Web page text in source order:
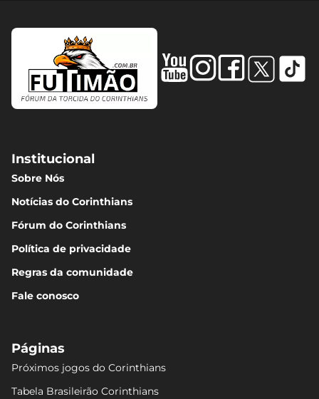
Institucional
Sobre Nós
Notícias do Corinthians
Fórum do Corinthians
Política de privacidade
Regras da comunidade
Fale conosco
Páginas
Próximos jogos do Corinthians
Tabela Brasileirão Corinthians